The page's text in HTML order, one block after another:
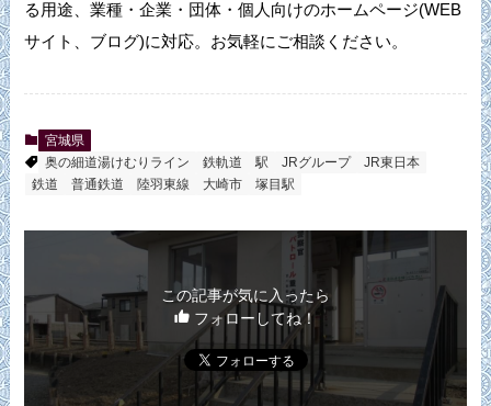
る用途、業種・企業・団体・個人向けのホームページ(WEB
サイト、ブログ)に対応。お気軽にご相談ください。
宮城県
奥の細道湯けむりライン
鉄軌道 駅 JRグループ
JR東日本
鉄道
普通鉄道 陸羽東線 大崎市 塚目駅
この記事が気に入ったら
フォローしてね！